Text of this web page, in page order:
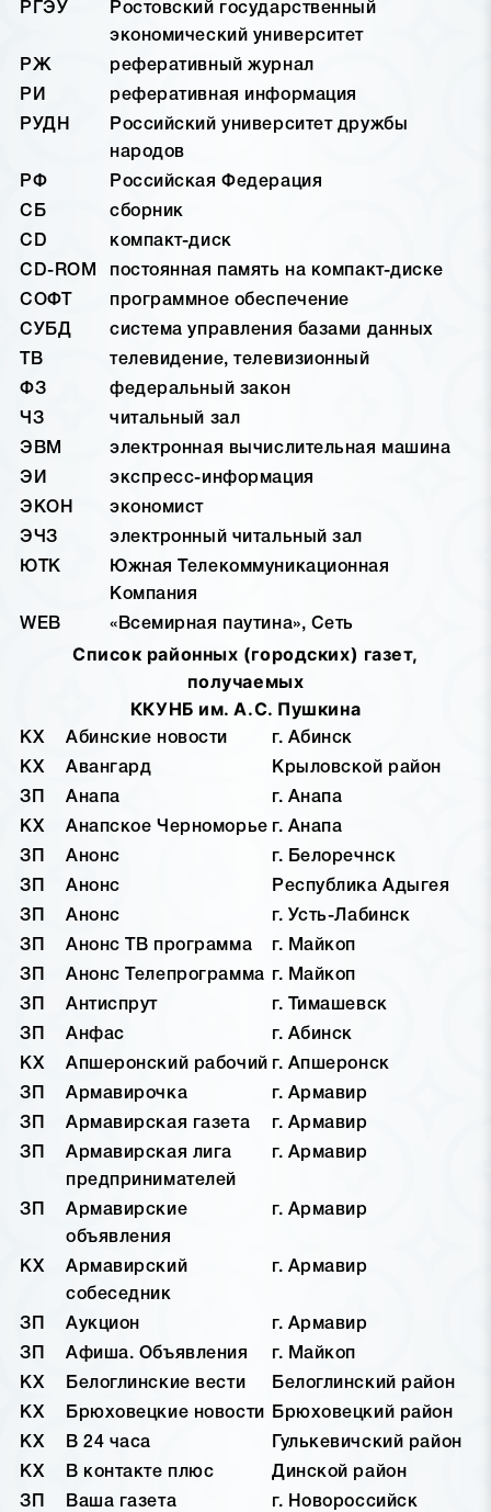
РГЭУ
Ростовский государственный
экономический университет
РЖ
реферативный журнал
РИ
реферативная информация
РУДН
Российский университет дружбы
народов
РФ
Российская Федерация
СБ
сборник
CD
компакт-диск
CD-ROM
постоянная память на компакт-диске
СОФТ
программное обеспечение
СУБД
система управления базами данных
ТВ
телевидение, телевизионный
ФЗ
федеральный закон
ЧЗ
читальный зал
ЭВМ
электронная вычислительная машина
ЭИ
экспресс-информация
ЭКОН
экономист
ЭЧЗ
электронный читальный зал
ЮТК
Южная Телекоммуникационная
Компания
WEB
«Всемирная паутина», Сеть
Список районных (городских) газет,
получаемых
ККУНБ им. А.С. Пушкина
КХ Абинские новости
г. Абинск
КХ
Авангард
Крыловской район
ЗП
Анапа
г. Анапа
КХ
Анапское Черноморье г. Анапа
ЗП
Анонс
г. Белоречнск
ЗП
Анонс
Республика Адыгея
ЗП
Анонс
г. Усть-Лабинск
ЗП
Анонс ТВ программа
г. Майкоп
ЗП
Анонс Телепрограмма
г. Майкоп
ЗП
Антиспрут
г. Тимашевск
ЗП
Анфас
г. Абинск
КХ
Апшеронский рабочий г. Апшеронск
ЗП
Армавирочка
г. Армавир
ЗП
Армавирская газета
г. Армавир
ЗП
Армавирская лига
предпринимателей
г. Армавир
ЗП
Армавирские
объявления
г. Армавир
КХ
Армавирский
собеседник
г. Армавир
ЗП Аукцион
г. Армавир
ЗП
Афиша. Объявления
г. Майкоп
КХ
Белоглинские вести
Белоглинский район
КХ
Брюховецкие новости
Брюховецкий район
КХ
В 24 часа
Гулькевичский район
КХ
В контакте плюс
Динской район
ЗП
Ваша газета
г. Новороссийск